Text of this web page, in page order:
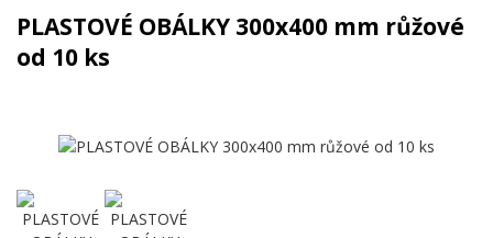
PLASTOVÉ OBÁLKY 300x400 mm růžové
od 10 ks